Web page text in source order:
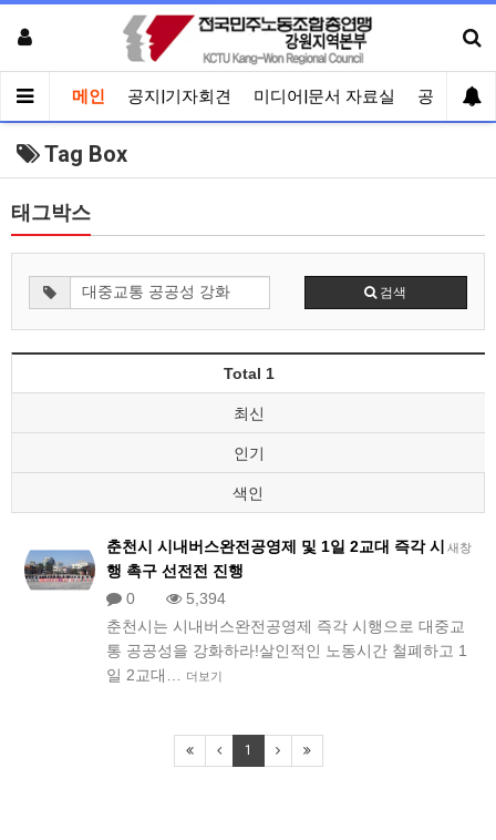
메인 공지|기자회견 미디어|문서 자료실 공유게시
Tag Box
태그박스
검색
Total 1
최신
인기
색인
새창
춘천시 시내버스완전공영제 및 1일 2교대 즉각 시
행 촉구 선전전 진행
0
5,394
춘천시는 시내버스완전공영제 즉각 시행으로 대중교
통 공공성을 강화하라!​살인적인 노동시간 철폐하고 1
일 2교대…
더보기
1